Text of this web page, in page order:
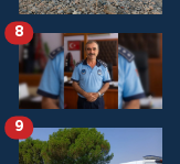
8
9